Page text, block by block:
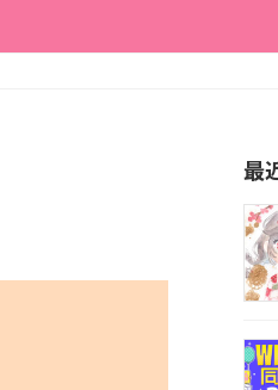
最